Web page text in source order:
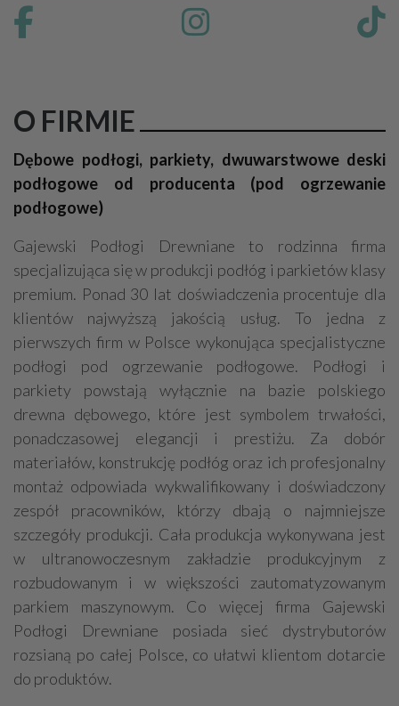
O FIRMIE
Dębowe podłogi, parkiety, dwuwarstwowe deski
podłogowe od producenta (pod ogrzewanie
podłogowe)
Gajewski Podłogi Drewniane to rodzinna firma
specjalizująca się w produkcji podłóg i parkietów klasy
premium. Ponad 30 lat doświadczenia procentuje dla
klientów najwyższą jakością usług. To jedna z
pierwszych firm w Polsce wykonująca specjalistyczne
podłogi pod ogrzewanie podłogowe. Podłogi i
parkiety powstają wyłącznie na bazie polskiego
drewna dębowego, które jest symbolem trwałości,
ponadczasowej elegancji i prestiżu. Za dobór
materiałów, konstrukcję podłóg oraz ich profesjonalny
montaż odpowiada wykwalifikowany i doświadczony
zespół pracowników, którzy dbają o najmniejsze
szczegóły produkcji. Cała produkcja wykonywana jest
w ultranowoczesnym zakładzie produkcyjnym z
rozbudowanym i w większości zautomatyzowanym
parkiem maszynowym. Co więcej firma Gajewski
Podłogi Drewniane posiada sieć dystrybutorów
rozsianą po całej Polsce, co ułatwi klientom dotarcie
do produktów.